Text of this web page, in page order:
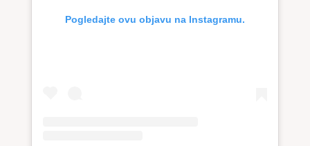
Pogledajte ovu objavu na Instagramu.